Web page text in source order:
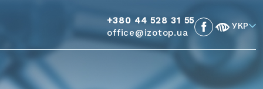
+380 44 528 31 55
office@izotop.ua
УКР